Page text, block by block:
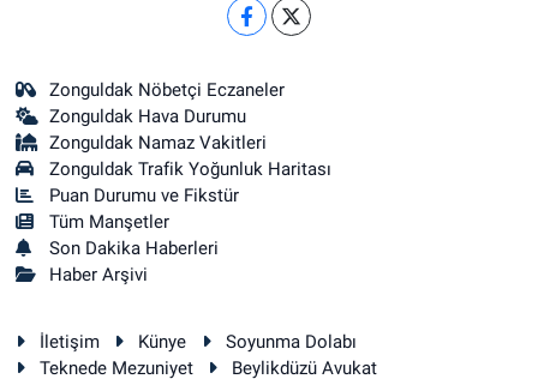
Zonguldak Nöbetçi Eczaneler
Zonguldak Hava Durumu
Zonguldak Namaz Vakitleri
Zonguldak Trafik Yoğunluk Haritası
Puan Durumu ve Fikstür
Tüm Manşetler
Son Dakika Haberleri
Haber Arşivi
İletişim Künye
Soyunma Dolabı
Teknede Mezuniyet
Beylikdüzü Avukat